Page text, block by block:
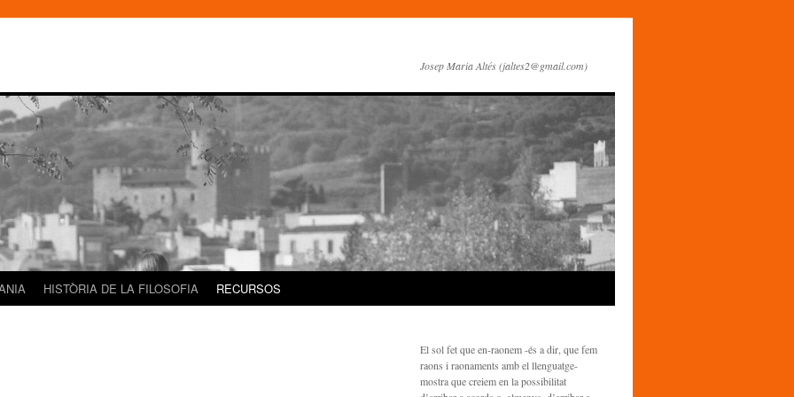
Josep Maria Altés (jaltes2@gmail.com)
HISTÒRIA DE LA FILOSOFIA RECURSOS
El sol fet que en-raonem -és a dir, que fem
raons i raonaments amb el llenguatge-
mostra que creiem en la possibilitat